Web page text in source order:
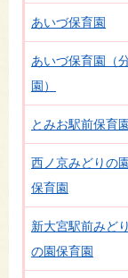
あいづ保育園
あいづ保育園（
園）
とみお駅前保育園
西ノ京みどりの園
保育園
新大宮駅前みどり
の園保育園